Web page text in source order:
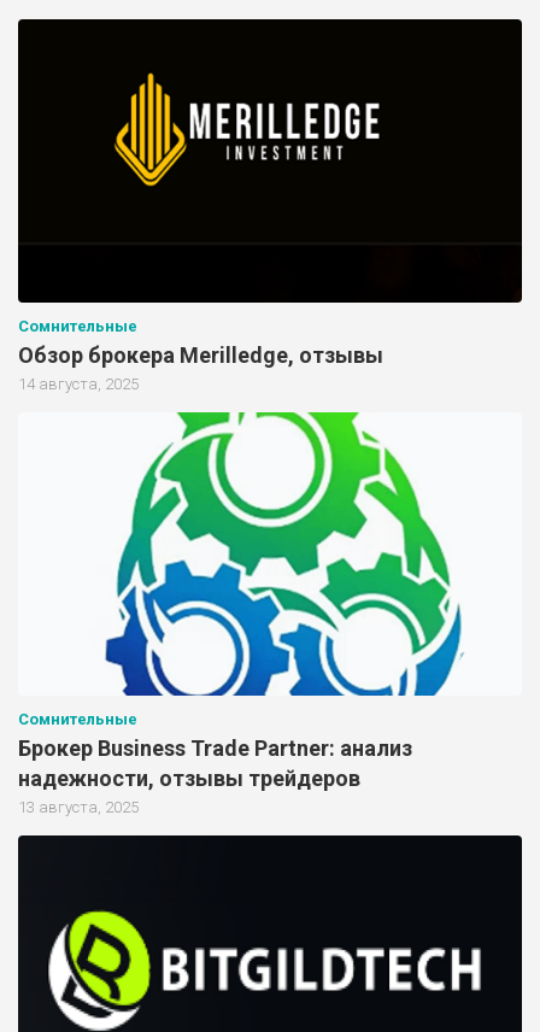
Сомнительные
Обзор брокера Merilledge, отзывы
14 августа, 2025
Сомнительные
Брокер Business Trade Partner: анализ
надежности, отзывы трейдеров
13 августа, 2025